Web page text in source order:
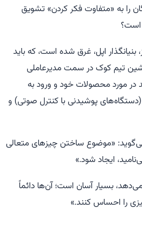
را به «متفاوت فکر کردن» تشویق
اپل، غرق شده است، که باید
در ماه سپتامبر جانشین تیم کوک در سمت مدیرعاملی
مورد محصولات خود و ورود به
پوشیدنی با کنترل صوتی) و
«موضوع ساختن چیزهای متعالی
ایجاد شود.»
بسیار آسان است؛ آن‌ها دائماً
را احساس کنند.»